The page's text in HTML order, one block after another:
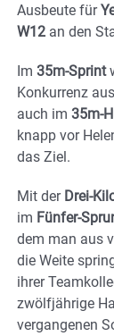
Ausbeute für
W12 an den
Im 35m-Sprint
Konkurrenz
auch im 35m-
knapp vor
das Ziel.
Mit der Drei-
im Fünfer-
dem man aus
die Weite
ihrer
zwölfjährige
vergangenen